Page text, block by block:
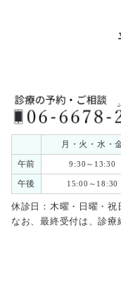
月・火・水・
午前
9:30～13:30
午後 15:00～18:30
休診日：木曜・日曜・祝
なお、最終受付は、診療